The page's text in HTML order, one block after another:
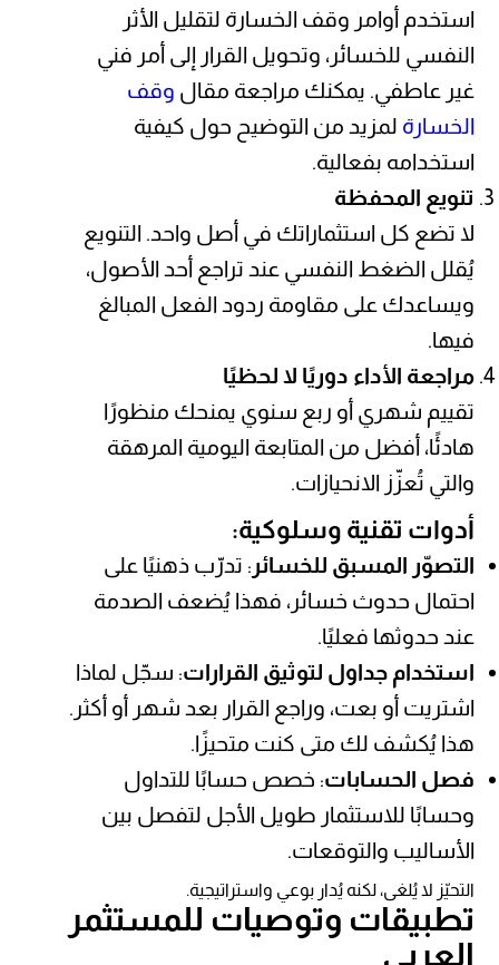
استخدم أوامر وقف الخسارة لتقليل الأثر
النفسي للخسائر، وتحويل القرار إلى أمر فني
غير عاطفي. يمكنك مراجعة مقال وقف
الخسارة لمزيد من التوضيح حول كيفية
استخدامه بفعالية.
تنويع المحفظة
لا تضع كل استثماراتك في أصل واحد. التنويع
يُقلل الضغط النفسي عند تراجع أحد الأصول،
ويساعدك على مقاومة ردود الفعل المبالغ
فيها.
مراجعة الأداء دوريًا لا لحظيًا
تقييم شهري أو ربع سنوي يمنحك منظورًا
هادئًا، أفضل من المتابعة اليومية المرهقة
والتي تُعزّز الانحيازات.
أدوات تقنية وسلوكية:
التصوّر المسبق للخسائر : تدرّب ذهنيًا على
احتمال حدوث خسائر، فهذا يُضعف الصدمة
عند حدوثها فعليًا.
استخدام جداول لتوثيق القرارات: سجّل لماذا
اشتريت أو بعت، وراجع القرار بعد شهر أو أكثر.
هذا يُكشف لك متى كنت متحيزًا.
فصل الحسابات: خصص حسابًا للتداول
وحسابًا للاستثمار طويل الأجل لتفصل بين
الأساليب والتوقعات.
التحيّز لا يُلغى، لكنه يُدار بوعي واستراتيجية.
تطبيقات وتوصيات للمستثمر
العربي